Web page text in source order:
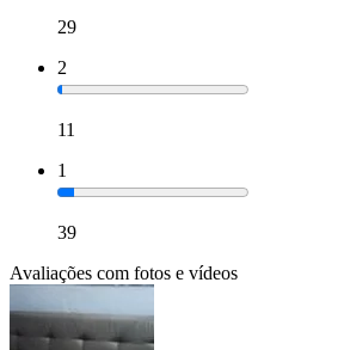
29
2
11
1
39
Avaliações com fotos e vídeos